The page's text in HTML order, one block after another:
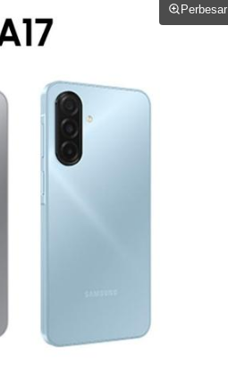
Perbesar